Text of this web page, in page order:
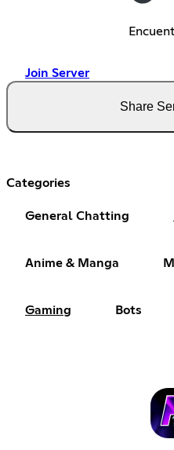
Join Server
Share
Categories
General Chatting
Anime & Manga
Gaming Bots